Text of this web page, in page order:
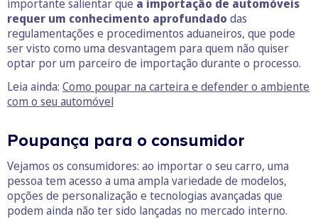
importante salientar que a importação de automóveis
requer um conhecimento aprofundado das
regulamentações e procedimentos aduaneiros, que pode
ser visto como uma desvantagem para quem não quiser
optar por um parceiro de importação durante o processo.
Leia ainda: Como poupar na carteira e defender o ambiente
com o seu automóvel
Poupança para o consumidor
Vejamos os consumidores: ao importar o seu carro, uma
pessoa tem acesso a uma ampla variedade de modelos,
opções de personalização e tecnologias avançadas que
podem ainda não ter sido lançadas no mercado interno.